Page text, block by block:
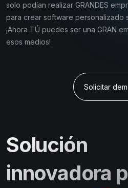
solo podían realizar GRANDES
para crear software personalizado
¡Ahora TÚ puedes ser una GRAN
esos medios!
Solicitar
Solución
innovadora